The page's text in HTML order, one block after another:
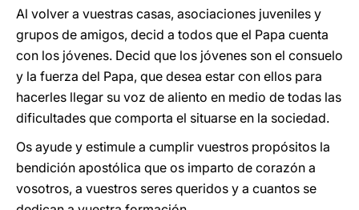
Al volver a vuestras casas, asociaciones juveniles y
grupos de amigos, decid a todos que el Papa cuenta
con los jóvenes. Decid que los jóvenes son el consuelo
y la fuerza del Papa, que desea estar con ellos para
hacerles llegar su voz de aliento en medio de todas las
dificultades que comporta el situarse en la sociedad.
Os ayude y estimule a cumplir vuestros propósitos la
bendición apostólica que os imparto de corazón a
vosotros, a vuestros seres queridos y a cuantos se